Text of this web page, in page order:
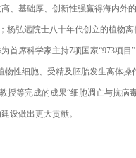
、基础厚、创新性强赢得海内外
杨弘远院士八十年代创立的植物
席科学家主持7项国家“973项目
性细胞、受精及胚胎发生离体操
等完成的成果“细胞凋亡与抗病
设做出更大贡献。